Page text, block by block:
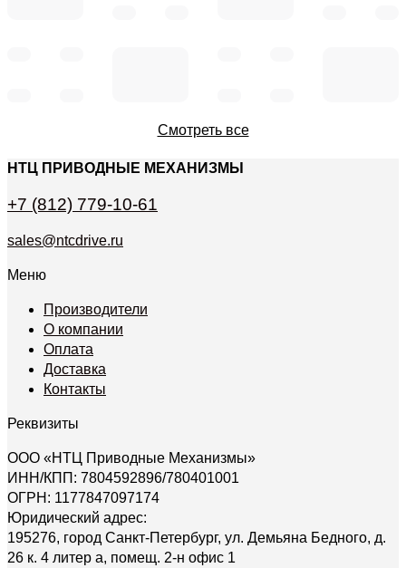
Смотреть все
НТЦ ПРИВОДНЫЕ МЕХАНИЗМЫ
+7 (812) 779-10-61
sales@ntcdrive.ru
Меню
Производители
О компании
Оплата
Доставка
Контакты
Реквизиты
ООО «НТЦ Приводные Механизмы»
ИНН/КПП: 7804592896/780401001
ОГРН: 1177847097174
Юридический адрес:
195276, город Санкт-Петербург, ул. Демьяна Бедного, д.
26 к. 4 литер а, помещ. 2-н офис 1